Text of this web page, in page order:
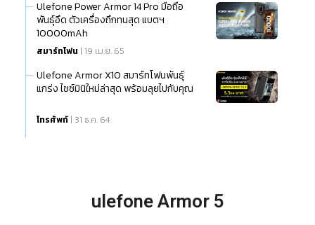
Ulefone Power Armor 14 Pro มือถือ
พันธุ์อึด ตัวเครื่องถึกทนสุด แบตฯ
10000mAh
สมาร์ทโฟน | 19 เม.ย. 65
Ulefone Armor X10 สมาร์ทโฟนพันธุ์
แกร่ง ไซซ์มินิใหม่ล่าสุด พร้อมลุยไปกับคุณ
โทรศัพท์ | 31 ธ.ค. 64
ulefone Armor 5